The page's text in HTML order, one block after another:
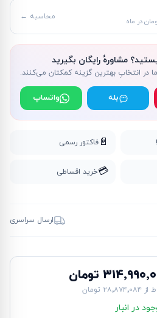
در ماه محاسبه ←
مشاورهٔ رایگان بگیرید
در انتخابِ بهترین گزینه کمکتان می‌کنند.
بله واتساپ
📄 فاکتور رسمی
💳خرید اقساطی
ارسال سراسری
تومان
از ۲۸٬۸۷۴٬۰۸۴ تومان
در انبار